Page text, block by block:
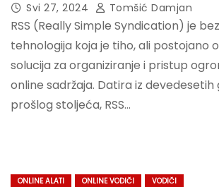
Svi 27, 2024 Tomšić Damjan
RSS (Really Simple Syndication) je
tehnologija koja je tiho, ali postojano
solucija za organiziranje i pristup
online sadržaja. Datira iz devedesetih
prošlog stoljeća, RSS…
ONLINE ALATI ONLINE VODIČI VODIČI